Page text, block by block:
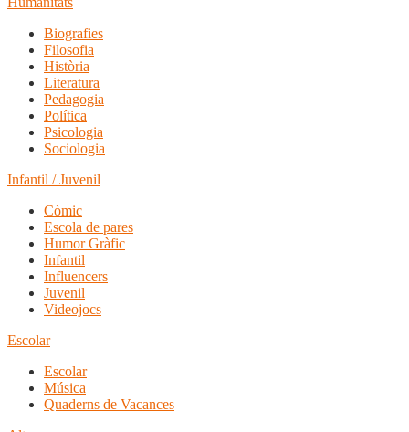
Biografies
Filosofia
Història
Literatura
Pedagogia
Política
Psicologia
Sociologia
Infantil / Juvenil
Còmic
Escola de pares
Humor Gràfic
Infantil
Influencers
Juvenil
Videojocs
Escolar
Escolar
Música
Quaderns de Vacances